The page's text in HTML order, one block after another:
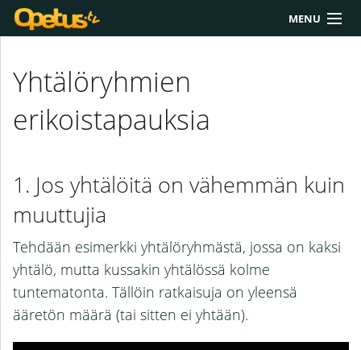
MENU
Lukio
Yläkoulu
Extrat
Polku
Yhtälöryhmien
erikoistapauksia
Jos yhtälöitä on vähemmän kuin
muuttujia
Tehdään esimerkki yhtälöryhmästä, jossa on kaksi
yhtälö, mutta kussakin yhtälössä kolme
tuntematonta. Tällöin ratkaisuja on yleensä
ääretön määrä (tai sitten ei yhtään).